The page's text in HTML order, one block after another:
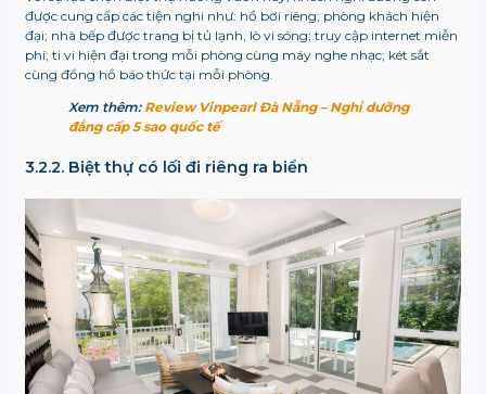
được cung cấp các tiện nghi như: hồ bơi riêng; phòng khách hiện
đại; nhà bếp được trang bị tủ lạnh, lò vi sóng; truy cập internet miễn
phí; ti vi hiện đại trong mỗi phòng cùng máy nghe nhạc; két sắt
cùng đồng hồ báo thức tại mỗi phòng.
Xem thêm: Review Vinpearl Đà Nẵng – Nghỉ dưỡng
đẳng cấp 5 sao quốc tế
3.2.2. Biệt thự có lối đi riêng ra biển